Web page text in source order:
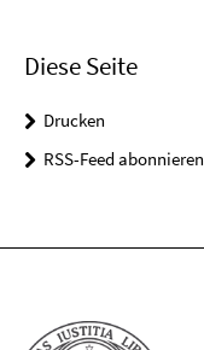
Diese Seite
Drucken
RSS-Feed abonnieren